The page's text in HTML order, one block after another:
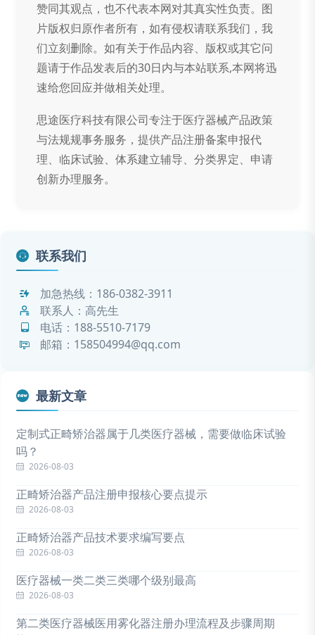
赞同其观点，也不代表本网对其真实性负责。图
片版权归原作者所有，如有侵权请联系我们，我
们立刻删除。如有关于作品内容、版权或其它问
题请于作品发表后的30日内与本站联系,本网将迅
速给您回应并做相关处理。
思途医疗科技有限公司专注于医疗器械产品政策
与法规规事务服务，提供产品注册备案申报代
理、临床试验、体系建立辅导、分类界定、申请
创新办理服务。
联系我们
加急热线： 186-0382-3911
联系人：高先生
电话： 188-5510-7179
邮箱：158504994@qq.com
最新文章
定制式正畸矫治器属于几类医疗器械，需要做临床试验
吗？
2026-08-03
正畸矫治器产品注册申报核心要点提示
2026-08-03
正畸矫治器产品技术要求编写要点
2026-08-03
医疗器械一类二类三类哪个级别最高
2026-08-03
第二类医疗器械医用雾化器注册办理流程及步骤周期